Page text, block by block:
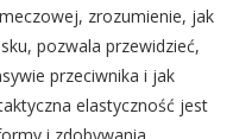
zrozumienie, jak
pozwala przewidzieć,
przeciwnika i jak
elastyczność jest